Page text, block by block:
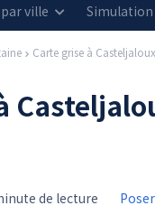
ville
Carte grise à Casteljaloux
de lecture